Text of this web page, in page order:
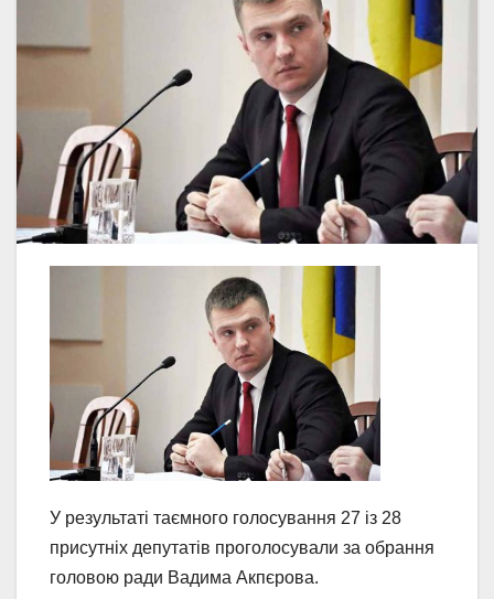
У результаті таємного голосування 27 із 28
присутніх депутатів проголосували за обрання
головою ради Вадима Акпєрова.